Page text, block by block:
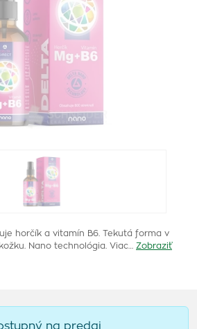
horčík a vitamín B6. Tekutá forma v
Nano technológia. Viac…
Zobraziť
na predaj